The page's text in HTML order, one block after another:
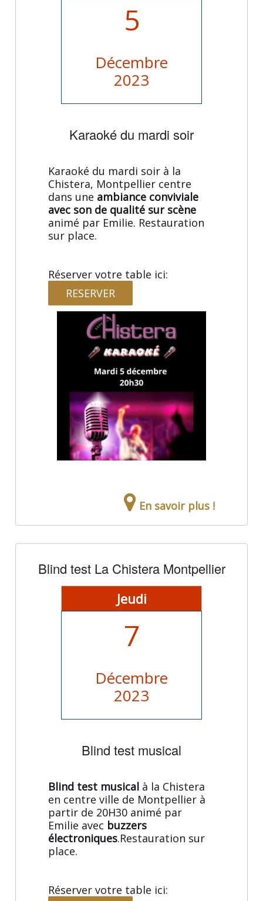
5
Décembre
2023
Karaoké du mardi soir
Karaoké du mardi soir à la
Chistera, Montpellier centre
dans une ambiance conviviale
avec son de qualité sur scène
animé par Emilie. Restauration
sur place.
Réserver votre table ici:
RESERVER
En savoir plus !
Blind test La Chistera Montpellier
Jeudi
7
Décembre
2023
Blind test musical
Blind test musical à la Chistera
en centre ville de Montpellier à
partir de 20H30 animé par
Emilie avec buzzers
électroniques.Restauration sur
place.
Réserver votre table ici: